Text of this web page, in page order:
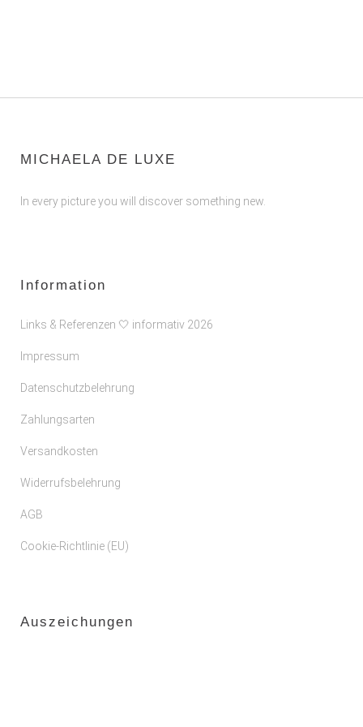
MICHAELA DE LUXE
In every picture you will discover something new.
Information
Links & Referenzen 🤍 informativ 2026
Impressum
Datenschutzbelehrung
Zahlungsarten
Versandkosten
Widerrufsbelehrung
AGB
Cookie-Richtlinie (EU)
Auszeichungen